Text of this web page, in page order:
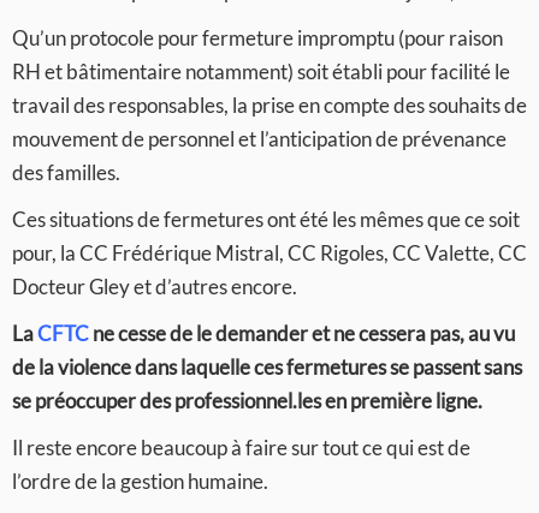
Qu’un protocole pour fermeture impromptu (pour raison
RH et bâtimentaire notamment) soit établi pour facilité le
travail des responsables, la prise en compte des souhaits de
mouvement de personnel et l’anticipation de prévenance
des familles.
Ces situations de fermetures ont été les mêmes que ce soit
pour, la CC Frédérique Mistral, CC Rigoles, CC Valette, CC
Docteur Gley et d’autres encore.
LaCFTCne cesse de le demander et ne cessera pas, au vu
de la violence dans laquelle ces fermetures se passent sans
se préoccuper des professionnel.les en première ligne.
Il reste encore beaucoup à faire sur tout ce qui est de
l’ordre de la gestion humaine.